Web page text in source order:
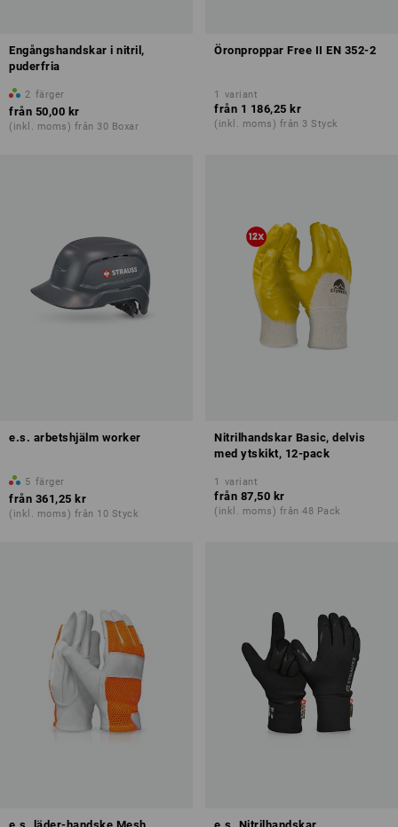
Engångshandskar i nitril,
puderfria
2 färger
från 50,00 kr
(inkl. moms) från 30 Boxar
Öronproppar Free II EN 352-2
1 variant
från 1 186,25 kr
(inkl. moms) från 3 Styck
e.s. arbetshjälm worker
5 färger
från 361,25 kr
(inkl. moms) från 10 Styck
Nitrilhandskar Basic, delvis
med ytskikt, 12-pack
1 variant
från 87,50 kr
(inkl. moms) från 48 Pack